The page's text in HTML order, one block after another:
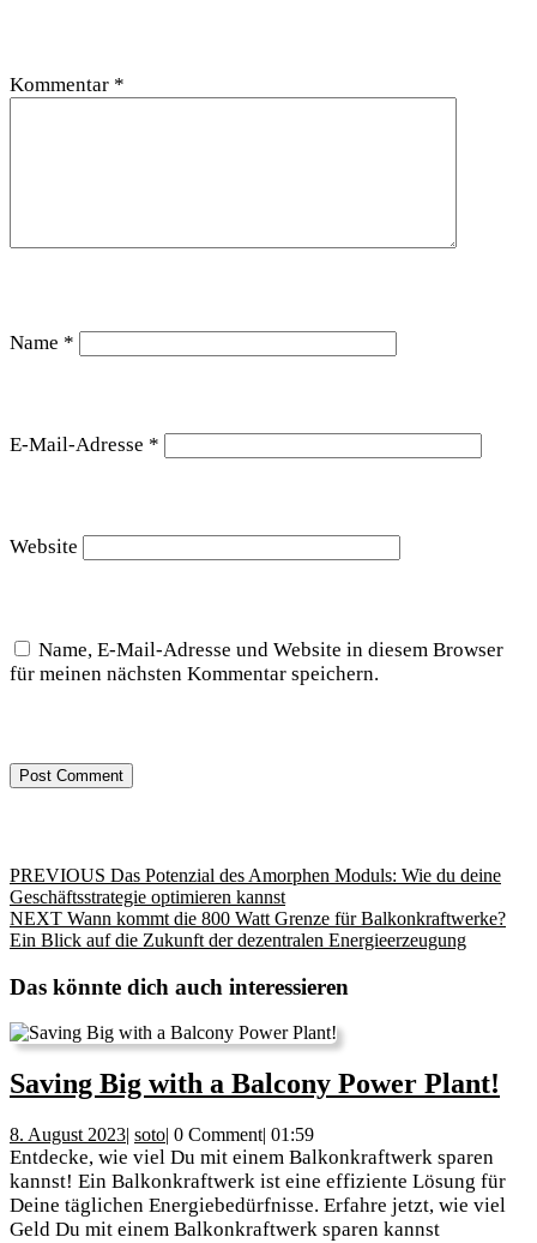
Kommentar *
Name *
E-Mail-Adresse *
Website
Name, E-Mail-Adresse und Website in diesem Browser
für meinen nächsten Kommentar speichern.
Beitragsnavigation
PREVIOUS Previous
post:
Das Potenzial des Amorphen Moduls: Wie du deine
Geschäftsstrategie optimieren kannst
NEXT Next
post:
Wann kommt die 800 Watt Grenze für Balkonkraftwerke?
Ein Blick auf die Zukunft der dezentralen Energieerzeugung
Das könnte dich auch interessieren
Saving Big with a Balcony Power Plant!
a
8. August 20238.
August
2023
| sotosoto
| 0 Comment| 01:59
Entdecke, wie viel Du mit einem Balkonkraftwerk sparen
kannst! Ein Balkonkraftwerk ist eine effiziente Lösung für
Deine täglichen Energiebedürfnisse. Erfahre jetzt, wie viel
Geld Du mit einem Balkonkraftwerk sparen kannst